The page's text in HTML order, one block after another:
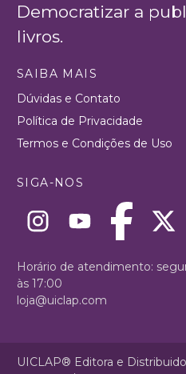
Democratizar a
livros.
SAIBA MAIS
Dúvidas e Contato
Política de Privacidade
Termos e Condições de Uso
SIGA-NOS
Horário de atendimento:
às 17:00
loja@uiclap.com
UICLAP® Editora e